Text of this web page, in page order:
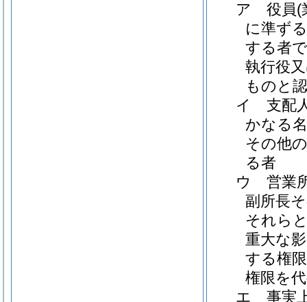
ア
役員(
に準ず
する者
執行役
ものと
イ
支配
かなる
その他
る者
ウ
営業
副所長
それら
重大な
する権
権限を
エ
事実